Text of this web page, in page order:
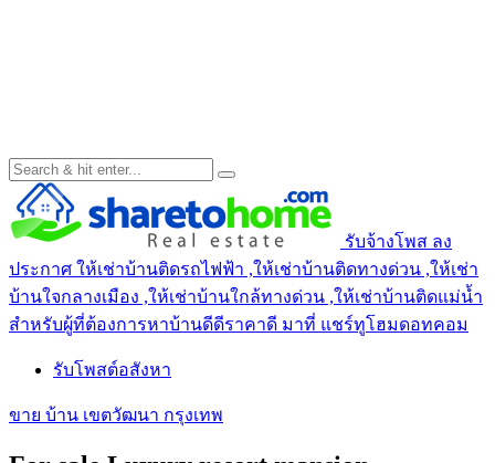
รับจ้างโพส ลง
ประกาศ ให้เช่าบ้านติดรถไฟฟ้า ,ให้เช่าบ้านติดทางด่วน ,ให้เช่า
บ้านใจกลางเมือง ,ให้เช่าบ้านใกล้ทางด่วน ,ให้เช่าบ้านติดแม่น้ำ
สำหรับผู้ที่ต้องการหาบ้านดีดีราคาดี มาที่ แชร์ทูโฮมดอทคอม
รับโพสต์อสังหา
ขาย บ้าน เขตวัฒนา กรุงเทพ